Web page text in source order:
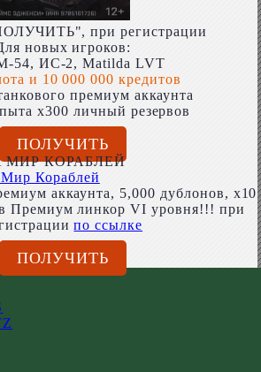
при регистрации
новых игроков:
54, ИС-2, Matilda LVT
и 10 000 000 кредитов
премиум аккаунта
x300 личный резервов
ПОЛУЧИТЬ
КОРАБЛЕЙ
аккаунта, 5,000 дублонов, x10
Премиум линкор VI уровня!!! при
по ссылке
ПОЛУЧИТЬ